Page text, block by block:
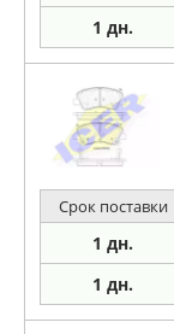
1 дн.
Срок поставки
1 дн.
1 дн.